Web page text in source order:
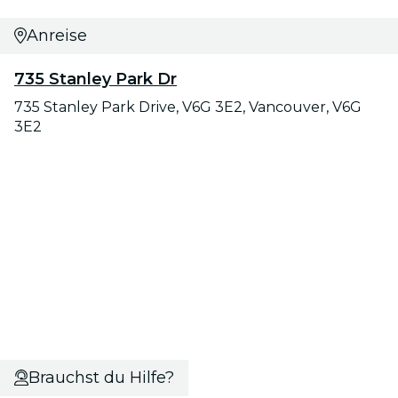
Anreise
735 Stanley Park Dr
735 Stanley Park Drive, V6G 3E2, Vancouver, V6G
3E2
Brauchst du Hilfe?